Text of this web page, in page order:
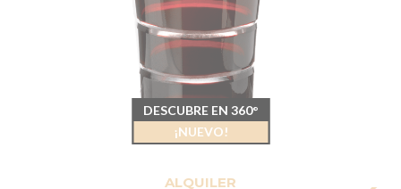
ALQUILER
DESCUBRE EN 360°
¡NUEVO!